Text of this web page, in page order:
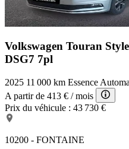
Volkswagen Touran Style
DSG7 7pl
2025 11 000 km Essence
A partir de 413 € / mois
Prix du véhicule : 43 730 €
10200 - FONTAINE